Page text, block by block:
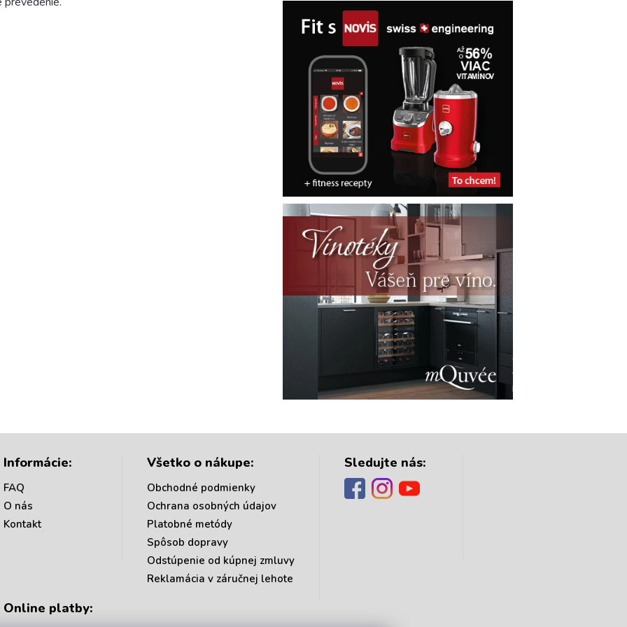
Informácie:
FAQ
O nás
Kontakt
Všetko o nákupe:
Obchodné podmienky
Ochrana osobných údajov
Platobné metódy
Spôsob dopravy
Odstúpenie od kúpnej zmluvy
Reklamácia v záručnej lehote
Sledujte nás:
Online platby: